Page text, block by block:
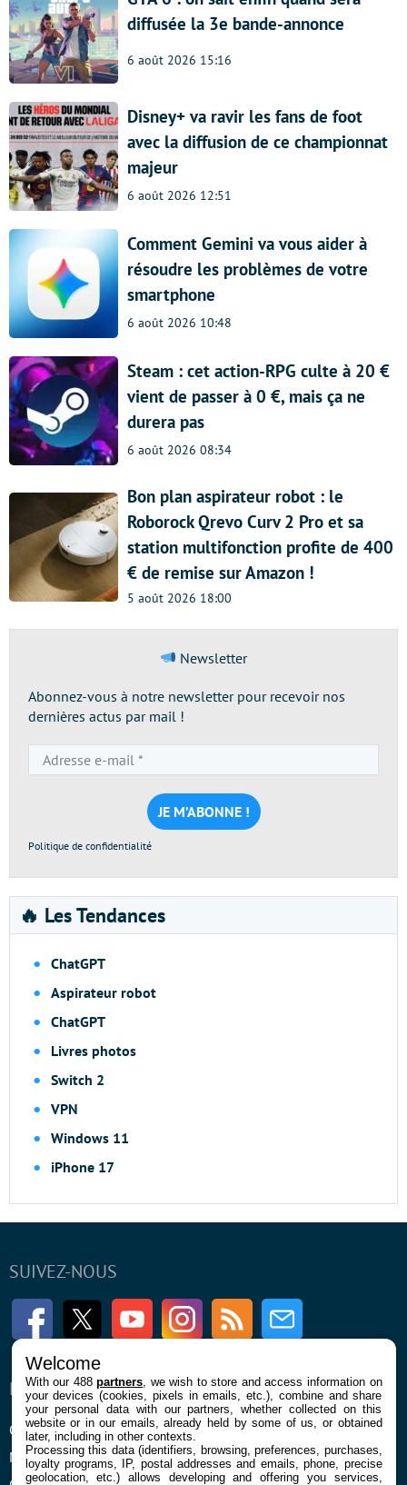
diffusée la 3e bande-annonce
6 août 2026 15:16
Disney+ va ravir les fans de foot
avec la diffusion de ce championnat
majeur
6 août 2026 12:51
Comment Gemini va vous aider à
résoudre les problèmes de votre
smartphone
6 août 2026 10:48
Steam : cet action-RPG culte à 20 €
vient de passer à 0 €, mais ça ne
durera pas
6 août 2026 08:34
Bon plan aspirateur robot : le
Roborock Qrevo Curv 2 Pro et sa
station multifonction profite de 400
€ de remise sur Amazon !
5 août 2026 18:00
Newsletter
Abonnez-vous à notre newsletter pour recevoir nos
dernières actus par mail !
e-
mail
*
Politique de confidentialité
🔥 Les Tendances
ChatGPT
Aspirateur robot
ChatGPT
Livres photos
Switch 2
VPN
Windows 11
iPhone 17
SUIVEZ-NOUS
FacebookTwitter Youtube InstagramRSS Newsletter
ENTREPRISE
Qui sommes nous
Mentions légales et CGU
À PROPOS
La rédaction
Contact
Welcome
With our 488partners , we wish to store and access information on
your devices (cookies, pixels in emails, etc.), combine and share
your personal data with our partners, whether collected on this
website or in our emails, already held by some of us, or obtained
later, including in other contexts.
Processing this data (identifiers, browsing, preferences, purchases,
loyalty programs, IP, postal addresses and emails, phone, precise
geolocation, etc.) allows developing and offering you services,